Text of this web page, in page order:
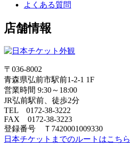
よくある質問
店舗情報
〒036-8002
青森県弘前市駅前1-2-1 1F
営業時間 9:30～18:00
JR弘前駅前、徒歩2分
TEL 0172-38-3222
FAX 0172-38-3223
登録番号 Ｔ7420001009330
日本チケットまでのルートはこちら